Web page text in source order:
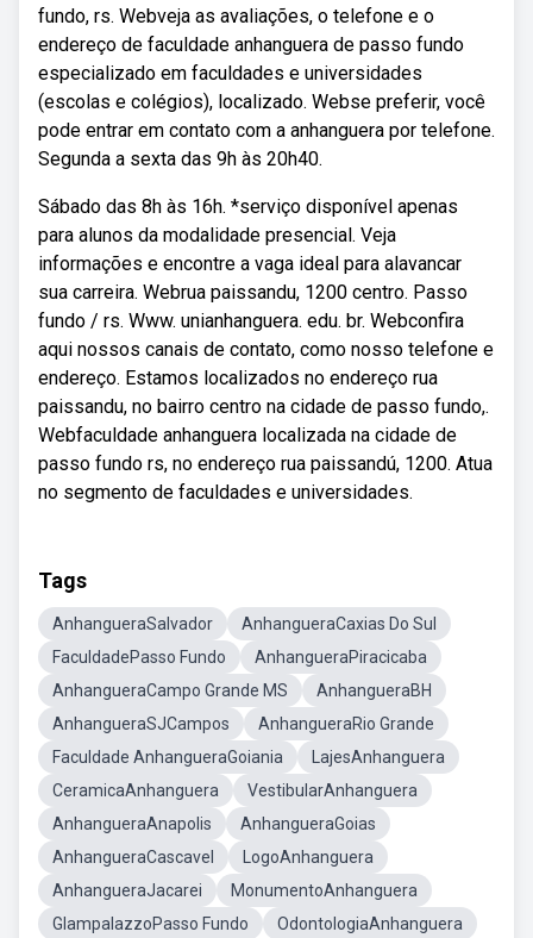
fundo, rs. Webveja as avaliações, o telefone e o
endereço de faculdade anhanguera de passo fundo
especializado em faculdades e universidades
(escolas e colégios), localizado. Webse preferir, você
pode entrar em contato com a anhanguera por telefone.
Segunda a sexta das 9h às 20h40.
Sábado das 8h às 16h. *serviço disponível apenas
para alunos da modalidade presencial. Veja
informações e encontre a vaga ideal para alavancar
sua carreira. Webrua paissandu, 1200 centro. Passo
fundo / rs. Www. unianhanguera. edu. br. Webconfira
aqui nossos canais de contato, como nosso telefone e
endereço. Estamos localizados no endereço rua
paissandu, no bairro centro na cidade de passo fundo,.
Webfaculdade anhanguera localizada na cidade de
passo fundo rs, no endereço rua paissandú, 1200. Atua
no segmento de faculdades e universidades.
Tags
AnhangueraSalvador
AnhangueraCaxias Do Sul
FaculdadePasso Fundo
AnhangueraPiracicaba
AnhangueraCampo Grande MS
AnhangueraBH
AnhangueraSJCampos
AnhangueraRio Grande
Faculdade AnhangueraGoiania
LajesAnhanguera
CeramicaAnhanguera
VestibularAnhanguera
AnhangueraAnapolis
AnhangueraGoias
AnhangueraCascavel
LogoAnhanguera
AnhangueraJacarei
MonumentoAnhanguera
GlampalazzoPasso Fundo
OdontologiaAnhanguera